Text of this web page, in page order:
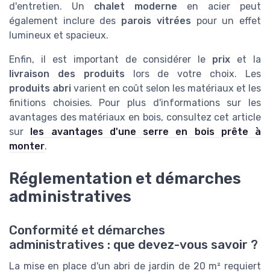
d'entretien. Un chalet moderne en acier peut
également inclure des parois vitrées pour un effet
lumineux et spacieux.
Enfin, il est important de considérer le prix et la
livraison des produits lors de votre choix. Les
produits abri varient en coût selon les matériaux et les
finitions choisies. Pour plus d'informations sur les
avantages des matériaux en bois, consultez cet article
sur les avantages d'une serre en bois prête à
monter.
Réglementation et démarches
administratives
Conformité et démarches
administratives : que devez-vous savoir ?
La mise en place d'un abri de jardin de 20 m² requiert